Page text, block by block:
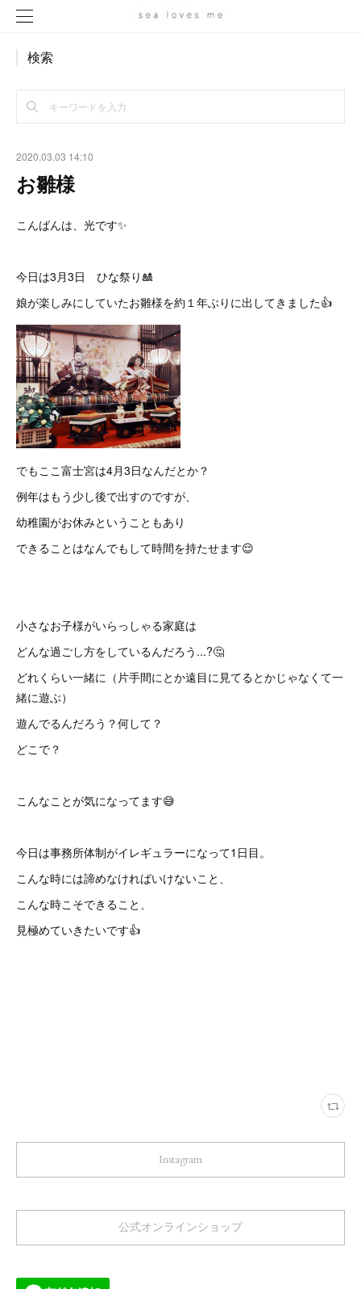
検索
2020.03.03 14:10
お雛様
こんばんは、光です✨
今日は3月3日 ひな祭り🎎
娘が楽しみにしていたお雛様を約１年ぶりに出してきました👍
でもここ富士宮は4月3日なんだとか？
例年はもう少し後で出すのですが、
幼稚園がお休みということもあり
できることはなんでもして時間を持たせます😌
小さなお子様がいらっしゃる家庭は
どんな過ごし方をしているんだろう...?🤔
どれくらい一緒に（片手間にとか遠目に見てるとかじゃなくて一
緒に遊ぶ）
遊んでるんだろう？何して？
どこで？
こんなことが気になってます😅
今日は事務所体制がイレギュラーになって1日目。
こんな時には諦めなければいけないこと、
こんな時こそできること、
見極めていきたいです👍
Instagram
公式オンラインショップ